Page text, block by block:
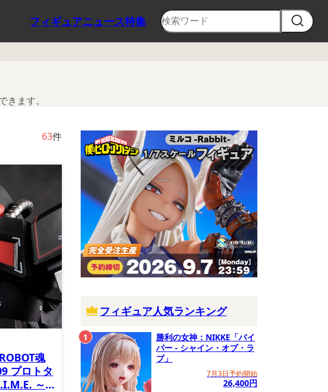
フィギュアニュース特集
ます。
63件
魂
プロトタ
～
フィギュア人気ランキング
勝利の女神：NIKKE「バイ
パー - シャイン・オブ・ラ
ブ」
7月3日予約開始
26,400円
1